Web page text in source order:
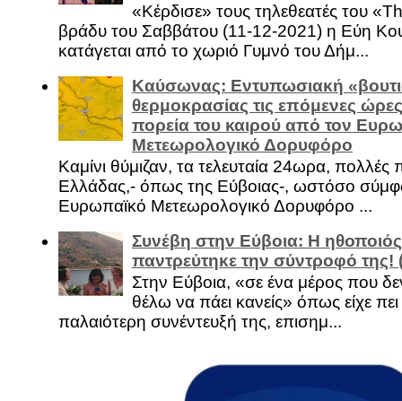
«Κέρδισε» τους τηλεθεατές του
βράδυ του Σαββάτου (11-12-2021) η Εύη
κατάγεται από το χωριό Γυμνό του Δήμ...
Καύσωνας: Εντυπωσιακή
θερμοκρασίας τις επόμενες
πορεία του καιρού από τον
Μετεωρολογικό Δορυφόρο
Καμίνι θύμιζαν, τα τελευταία 24ωρα, πολλές
Ελλάδας,- όπως της Εύβοιας-, ωστόσο
Ευρωπαϊκό Μετεωρολογικό Δορυφόρο ...
Συνέβη στην Εύβοια: Η
παντρεύτηκε την σύντροφό
Στην Εύβοια, «σε ένα μέρος που
θέλω να πάει κανείς» όπως είχε πει
παλαιότερη συνέντευξή της, επισημ...